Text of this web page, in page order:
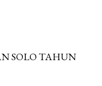
SOLO TAHUN